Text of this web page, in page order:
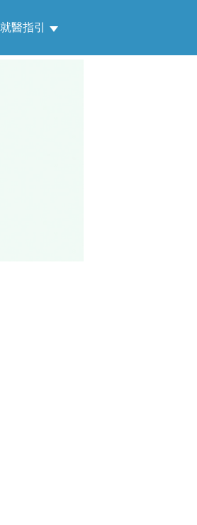
就醫指引